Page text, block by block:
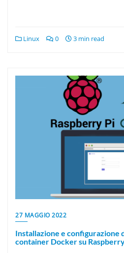
Linux 0 3 min read
27 MAGGIO 2022
Installazione e configurazione
container Docker su